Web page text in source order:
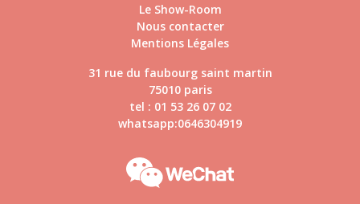
Le Show-Room
Nous contacter
Mentions Légales
31 rue du faubourg saint martin
75010 paris
tel : 01 53 26 07 02
whatsapp:0646304919